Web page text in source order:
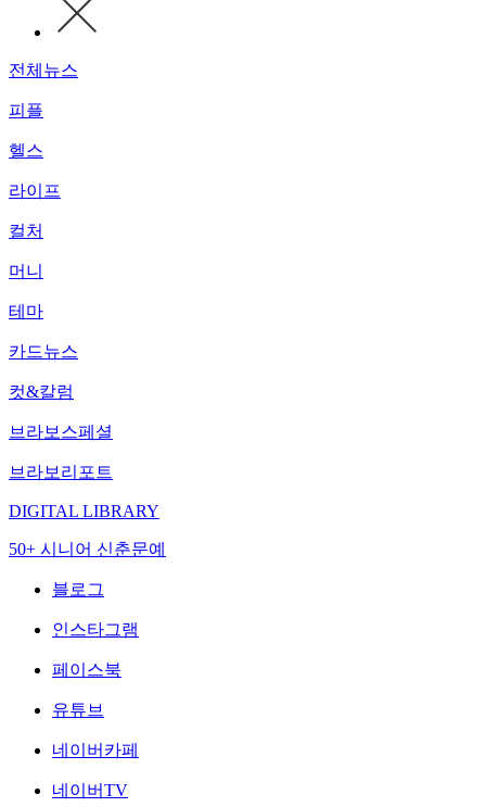
전체뉴스
피플
헬스
라이프
컬처
머니
테마
카드뉴스
컷&칼럼
브라보스페셜
브라보리포트
DIGITAL LIBRARY
50+ 시니어 신춘문예
블로그
인스타그램
페이스북
유튜브
네이버카페
네이버TV